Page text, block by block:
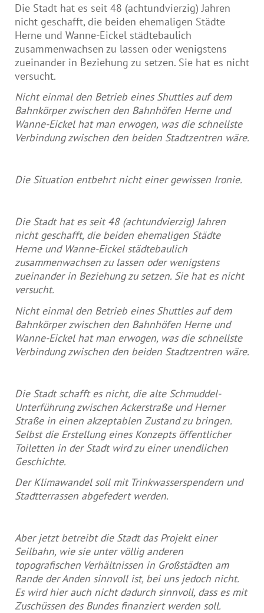
Die Stadt hat es seit 48 (achtundvierzig) Jahren
nicht geschafft, die beiden ehemaligen Städte
Herne und Wanne-Eickel städtebaulich
zusammenwachsen zu lassen oder wenigstens
zueinander in Beziehung zu setzen. Sie hat es nicht
versucht.
Nicht einmal den Betrieb eines Shuttles auf dem
Bahnkörper zwischen den Bahnhöfen Herne und
Wanne-Eickel hat man erwogen, was die schnellste
Verbindung zwischen den beiden Stadtzentren wäre.
Die Situation entbehrt nicht einer gewissen Ironie.
Die Stadt hat es seit 48 (achtundvierzig) Jahren
nicht geschafft, die beiden ehemaligen Städte
Herne und Wanne-Eickel städtebaulich
zusammenwachsen zu lassen oder wenigstens
zueinander in Beziehung zu setzen. Sie hat es nicht
versucht.
Nicht einmal den Betrieb eines Shuttles auf dem
Bahnkörper zwischen den Bahnhöfen Herne und
Wanne-Eickel hat man erwogen, was die schnellste
Verbindung zwischen den beiden Stadtzentren wäre.
Die Stadt schafft es nicht, die alte Schmuddel-
Unterführung zwischen Ackerstraße und Herner
Straße in einen akzeptablen Zustand zu bringen.
Selbst die Erstellung eines Konzepts öffentlicher
Toiletten in der Stadt wird zu einer unendlichen
Geschichte.
Der Klimawandel soll mit Trinkwasserspendern und
Stadtterrassen abgefedert werden.
Aber jetzt betreibt die Stadt das Projekt einer
Seilbahn, wie sie unter völlig anderen
topografischen Verhältnissen in Großstädten am
Rande der Anden sinnvoll ist, bei uns jedoch nicht.
Es wird hier auch nicht dadurch sinnvoll, dass es mit
Zuschüssen des Bundes finanziert werden soll.